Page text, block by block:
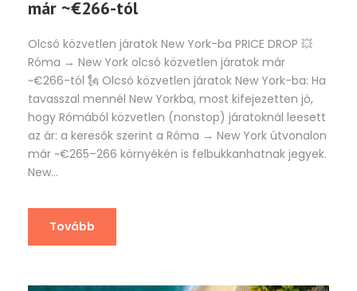
már ~€266-tól
Olcsó közvetlen járatok New York-ba PRICE DROP 💥
Róma → New York olcsó közvetlen járatok már
~€266-tól 🗽 Olcsó közvetlen járatok New York-ba: Ha
tavasszal mennél New Yorkba, most kifejezetten jó,
hogy Rómából közvetlen (nonstop) járatoknál leesett
az ár: a keresők szerint a Róma → New York útvonalon
már ~€265–266 környékén is felbukkanhatnak jegyek.
New...
Tovább